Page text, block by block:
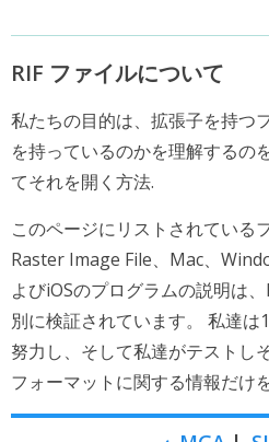
RIF ファイルについて
私たちの目的は、拡張子を持つ
を持っているのかを理解するの
てそれを開く方法.
このページにリストされている
Raster Image File、Mac、
よびiOSのプログラムの説明は
別に検証されています。 私達
努力し、そして私達がテストし
フォーマットに関する情報だけ